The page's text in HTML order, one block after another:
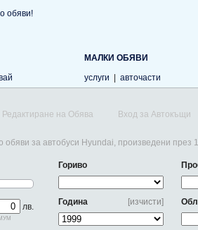
обяви!
МАЛКИ ОБЯВИ
услуги
авточасти
Редактиране на Обява Вход за Автокъщи
обяви за автобуси Hyundai, произведени през
лв.
Гориво
[изчисти]
Година